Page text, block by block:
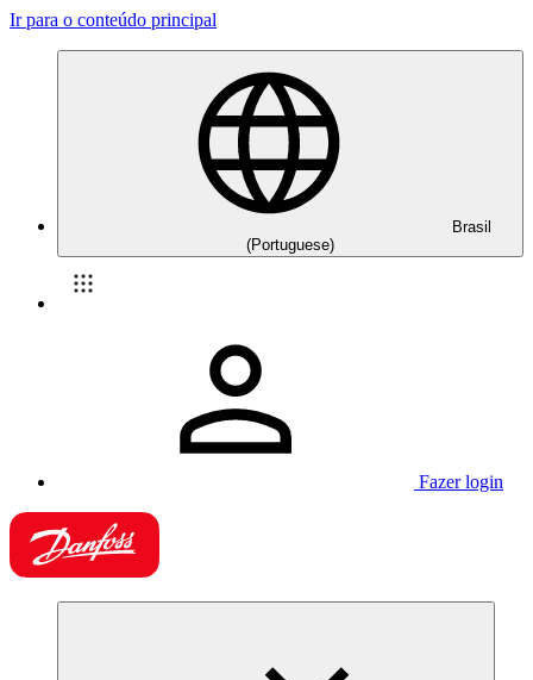
Ir para o conteúdo principal
Brasil
(Portuguese)
Fazer login